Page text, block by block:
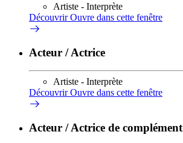
Artiste - Interprète
DécouvrirOuvre dans cette fenêtre
Acteur / Actrice
Artiste - Interprète
DécouvrirOuvre dans cette fenêtre
Acteur / Actrice de complément